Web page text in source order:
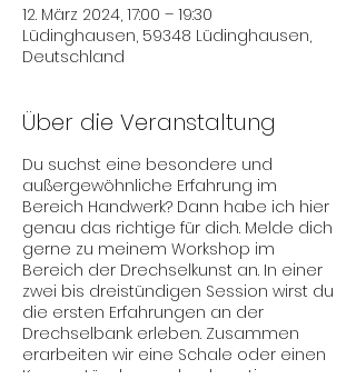
12. März 2024, 17:00 – 19:30
Lüdinghausen, 59348 Lüdinghausen,
Deutschland
Über die Veranstaltung
Du suchst eine besondere und
außergewöhnliche Erfahrung im
Bereich Handwerk? Dann habe ich hier
genau das richtige für dich. Melde dich
gerne zu meinem Workshop im
Bereich der Drechselkunst an. In einer
zwei bis dreistündigen Session wirst du
die ersten Erfahrungen an der
Drechselbank erleben. Zusammen
erarbeiten wir eine Schale oder einen
Kerzenständer aus hochwertiger,